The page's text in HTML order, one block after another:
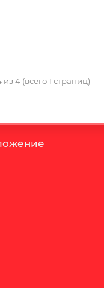
4 (всего 1 страниц)